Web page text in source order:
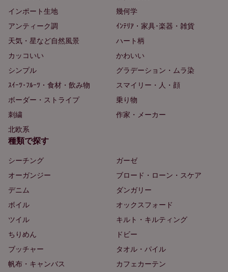
インポート生地
幾何学
アンティーク調
ｲﾝﾃﾘｱ・家具･楽器・雑貨
天気・星など自然風景
ハート柄
カッコいい
かわいい
シンプル
グラデーション・ムラ染
ｽｲｰﾂ･ﾌﾙｰﾂ・食材・飲み物
スマイリー・人・顔
ボーダー・ストライプ
乗り物
刺繍
作家・メーカー
北欧系
種類で探す
シーチング
ガーゼ
オーガンジー
ブロード・ローン・スケア
デニム
ダンガリー
ボイル
オックスフォード
ツイル
キルト・キルティング
ちりめん
ドビー
ブッチャー
タオル・パイル
帆布・キャンバス
カフェカーテン